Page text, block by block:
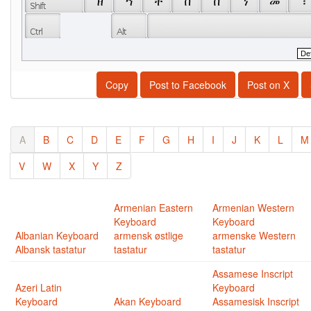
Copy Post to Facebook Post on X
A B C D E F G H I J K L
M
V
W X Y Z
Albanian Keyboard
Albansk tastatur
Armenian Eastern
Keyboard
armensk østlige
tastatur
Armenian Western
Keyboard
armenske Western
tastatur
Azeri Latin
Keyboard
Akan Keyboard
Assamese Inscript
Keyboard
Assamesisk Inscript